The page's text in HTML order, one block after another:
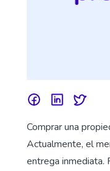
Comprar una
Actualmente, el
entrega inmediata.